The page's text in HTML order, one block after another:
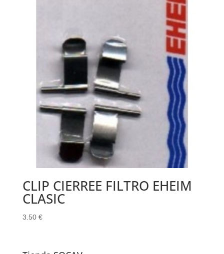
CLIP CIERREE FILTRO EHEIM
CLASIC
3.50 €